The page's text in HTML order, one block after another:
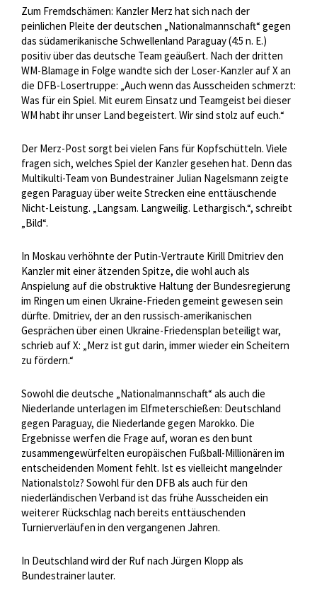
Zum Fremdschämen: Kanzler Merz hat sich nach der
peinlichen Pleite der deutschen „Nationalmannschaft“ gegen
das südamerikanische Schwellenland Paraguay (4:5 n. E.)
positiv über das deutsche Team geäußert. Nach der dritten
WM-Blamage in Folge wandte sich der Loser-Kanzler auf X an
die DFB-Losertruppe: „Auch wenn das Ausscheiden schmerzt:
Was für ein Spiel. Mit eurem Einsatz und Teamgeist bei dieser
WM habt ihr unser Land begeistert. Wir sind stolz auf euch.“
Der Merz-Post sorgt bei vielen Fans für Kopfschütteln. Viele
fragen sich, welches Spiel der Kanzler gesehen hat. Denn das
Multikulti-Team von Bundestrainer Julian Nagelsmann zeigte
gegen Paraguay über weite Strecken eine enttäuschende
Nicht-Leistung. „Langsam. Langweilig. Lethargisch.“, schreibt
„Bild“.
In Moskau verhöhnte der Putin-Vertraute Kirill Dmitriev den
Kanzler mit einer ätzenden Spitze, die wohl auch als
Anspielung auf die obstruktive Haltung der Bundesregierung
im Ringen um einen Ukraine-Frieden gemeint gewesen sein
dürfte. Dmitriev, der an den russisch-amerikanischen
Gesprächen über einen Ukraine-Friedensplan beteiligt war,
schrieb auf X: „Merz ist gut darin, immer wieder ein Scheitern
zu fördern.“
Sowohl die deutsche „Nationalmannschaft“ als auch die
Niederlande unterlagen im Elfmeterschießen: Deutschland
gegen Paraguay, die Niederlande gegen Marokko. Die
Ergebnisse werfen die Frage auf, woran es den bunt
zusammengewürfelten europäischen Fußball-Millionären im
entscheidenden Moment fehlt. Ist es vielleicht mangelnder
Nationalstolz? Sowohl für den DFB als auch für den
niederländischen Verband ist das frühe Ausscheiden ein
weiterer Rückschlag nach bereits enttäuschenden
Turnierverläufen in den vergangenen Jahren.
In Deutschland wird der Ruf nach Jürgen Klopp als
Bundestrainer lauter.